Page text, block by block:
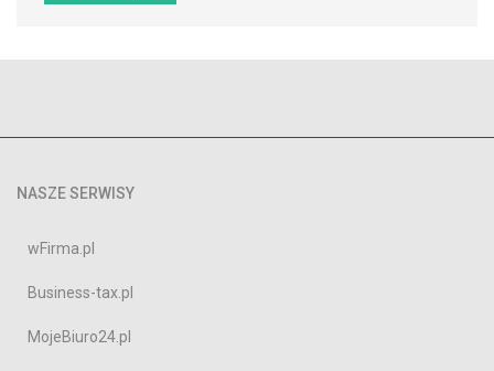
NASZE SERWISY
wFirma.pl
Business-tax.pl
MojeBiuro24.pl